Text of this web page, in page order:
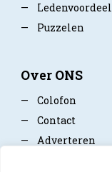
—
Ledenvoordeel
—
Puzzelen
Over ONS
—
Colofon
—
Contact
—
Adverteren